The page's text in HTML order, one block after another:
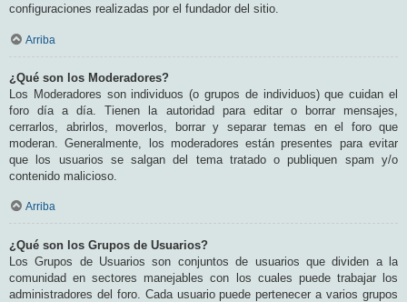
configuraciones realizadas por el fundador del sitio.
Arriba
¿Qué son los Moderadores?
Los Moderadores son individuos (o grupos de individuos) que cuidan el
foro día a día. Tienen la autoridad para editar o borrar mensajes,
cerrarlos, abrirlos, moverlos, borrar y separar temas en el foro que
moderan. Generalmente, los moderadores están presentes para evitar
que los usuarios se salgan del tema tratado o publiquen spam y/o
contenido malicioso.
Arriba
¿Qué son los Grupos de Usuarios?
Los Grupos de Usuarios son conjuntos de usuarios que dividen a la
comunidad en sectores manejables con los cuales puede trabajar los
administradores del foro. Cada usuario puede pertenecer a varios grupos